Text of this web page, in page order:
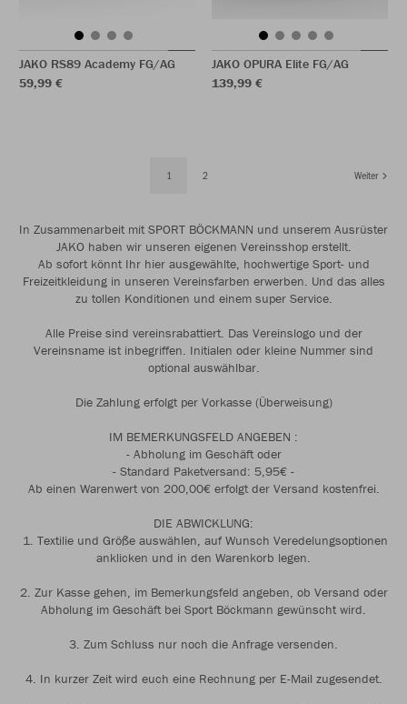
JAKO RS89 Academy FG/AG
59,99 €
JAKO OPURA Elite FG/AG
139,99 €
1 2 Weiter
In Zusammenarbeit mit SPORT BÖCKMANN und unserem Ausrüster
JAKO haben wir unseren eigenen Vereinsshop erstellt.
Ab sofort könnt Ihr hier ausgewählte, hochwertige Sport- und
Freizeitkleidung in unseren Vereinsfarben erwerben. Und das alles
zu tollen Konditionen und einem super Service.
Alle Preise sind vereinsrabattiert. Das Vereinslogo und der
Vereinsname ist inbegriffen. Initialen oder kleine Nummer sind
optional auswählbar.
Die Zahlung erfolgt per Vorkasse (Überweisung)
IM BEMERKUNGSFELD ANGEBEN :
- Abholung im Geschäft oder
- Standard Paketversand: 5,95€ -
Ab einen Warenwert von 200,00€ erfolgt der Versand kostenfrei.
DIE ABWICKLUNG:
1. Textilie und Größe auswählen, auf Wunsch Veredelungsoptionen
anklicken und in den Warenkorb legen.
2. Zur Kasse gehen, im Bemerkungsfeld angeben, ob Versand oder
Abholung im Geschäft bei Sport Böckmann gewünscht wird.
3. Zum Schluss nur noch die Anfrage versenden.
4. In kurzer Zeit wird euch eine Rechnung per E-Mail zugesendet.